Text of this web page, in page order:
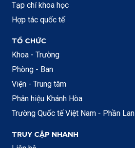
Tạp chí khoa học
Hợp tác quốc tế
TỔ CHỨC
Khoa - Trường
Phòng - Ban
Viện - Trung tâm
Phân hiệu Khánh Hòa
Trường Quốc tế Việt Nam - Phần Lan
TRUY CẬP NHANH